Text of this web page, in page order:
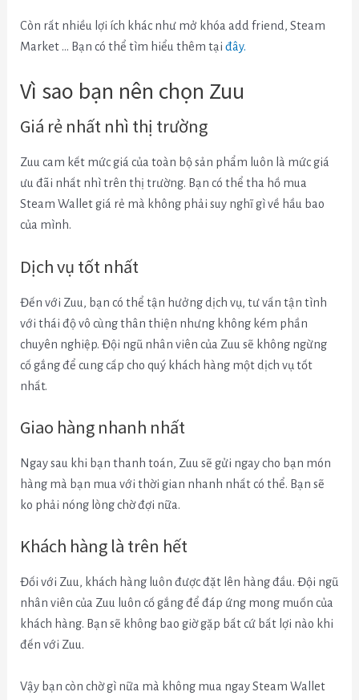
Còn rất nhiều lợi ích khác như mở khóa add friend, Steam
Market … Bạn có thể tìm hiểu thêm tạiđây.
Vì sao bạn nên chọn Zuu
Giá rẻ nhất nhì thị trường
Zuu cam kết mức giá của toàn bộ sản phẩm luôn là mức giá
ưu đãi nhất nhì trên thị trường. Bạn có thể tha hồ mua
Steam Wallet giá rẻ mà không phải suy nghĩ gì về hầu bao
của mình.
Dịch vụ tốt nhất
Đến với Zuu, bạn có thể tận hưởng dịch vụ, tư vấn tận tình
với thái độ vô cùng thân thiện nhưng không kém phần
chuyên nghiệp. Đội ngũ nhân viên của Zuu sẽ không ngừng
cố gắng để cung cấp cho quý khách hàng một dịch vụ tốt
nhất.
Giao hàng nhanh nhất
Ngay sau khi bạn thanh toán, Zuu sẽ gửi ngay cho bạn món
hàng mà bạn mua với thời gian nhanh nhất có thể. Bạn sẽ
ko phải nóng lòng chờ đợi nữa.
Khách hàng là trên hết
Đối với Zuu, khách hàng luôn được đặt lên hàng đầu. Đội ngũ
nhân viên của Zuu luôn cố gắng để đáp ứng mong muốn của
khách hàng. Bạn sẽ không bao giờ gặp bất cứ bất lợi nào khi
đến với Zuu.
Vậy bạn còn chờ gì nữa mà không mua ngay Steam Wallet